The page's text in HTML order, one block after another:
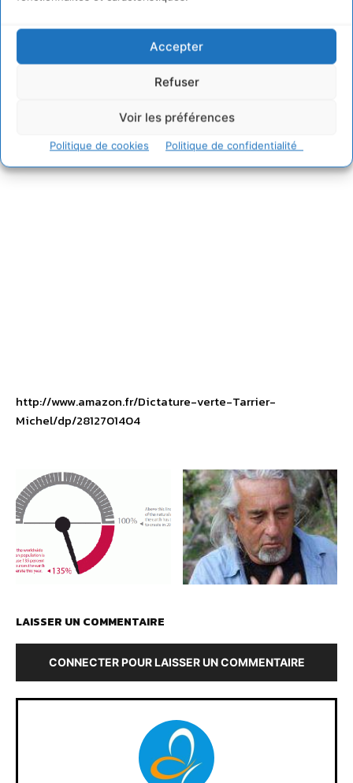
Accepter
Refuser
Voir les préférences
Politique de cookies Politique de confidentialité
http://www.amazon.fr/Dictature-verte-Tarrier-
Michel/dp/2812701404
LAISSER UN COMMENTAIRE
CONNECTER POUR LAISSER UN COMMENTAIRE